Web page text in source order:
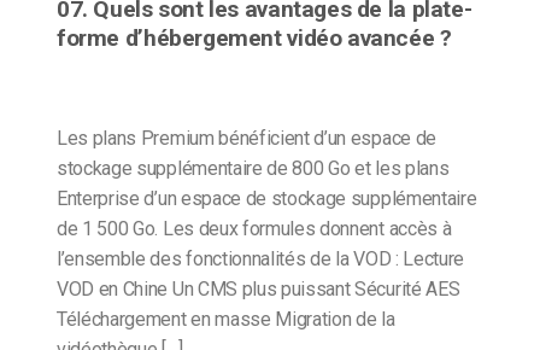
07. Quels sont les avantages de la plate-
forme d’hébergement vidéo avancée ?
Les plans Premium bénéficient d’un espace de
stockage supplémentaire de 800 Go et les plans
Enterprise d’un espace de stockage supplémentaire
de 1 500 Go. Les deux formules donnent accès à
l’ensemble des fonctionnalités de la VOD : Lecture
VOD en Chine Un CMS plus puissant Sécurité AES
Téléchargement en masse Migration de la